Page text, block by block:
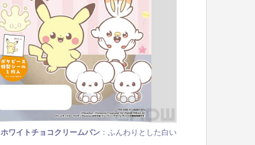
ワイトチョコクリームパン ：ふんわりとした白い